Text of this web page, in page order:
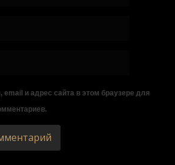
и адрес сайта в этом браузере для